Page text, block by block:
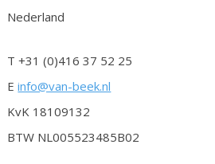
Nederland
T +31 (0)416 37 52 25
Einfo@van-beek.nl
KvK 18109132
BTW NL005523485B02